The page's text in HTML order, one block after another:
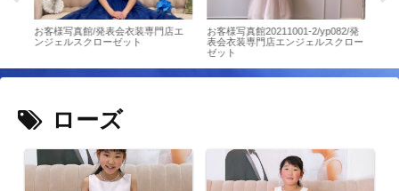
お客様写真館/発表会衣装専門店エ
ンジェルスクローゼット
お客様写真館20211001-2/yp082/発
表会衣装専門店エンジェルスクロー
ゼット
ローズ